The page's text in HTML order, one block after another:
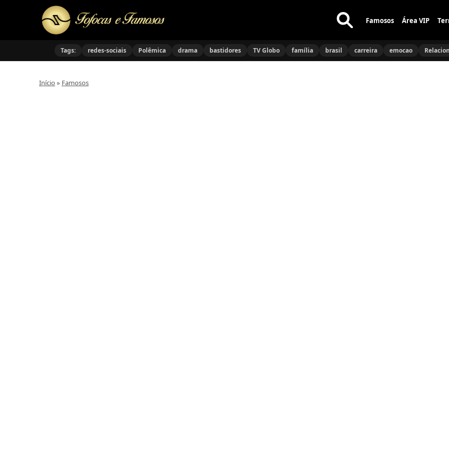
Buscar
no
Famosos Área VIP
Tags: redes-sociais Polêmica drama bastidores TV Globo família brasil carreira emocao
Início » Famosos